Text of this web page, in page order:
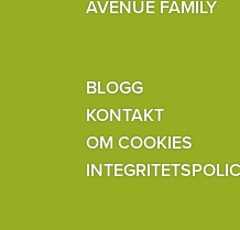
AVENUE FAMILY
BLOGG
KONTAKT
OM COOKIES